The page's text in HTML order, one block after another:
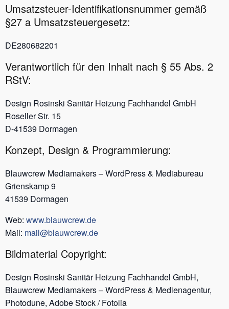
Umsatzsteuer-Identifikationsnummer gemäß
§27 a Umsatzsteuergesetz:
DE280682201
Verantwortlich für den Inhalt nach § 55 Abs. 2
RStV:
Design Rosinski Sanitär Heizung Fachhandel GmbH
Roseller Str. 15
D-41539 Dormagen
Konzept, Design & Programmierung:
Blauwcrew Mediamakers – WordPress & Mediabureau
Grienskamp 9
41539 Dormagen
Web: www.blauwcrew.de
Mail: mail@blauwcrew.de
Bildmaterial Copyright:
Design Rosinski Sanitär Heizung Fachhandel GmbH,
Blauwcrew Mediamakers – WordPress & Medienagentur,
Photodune, Adobe Stock / Fotolia